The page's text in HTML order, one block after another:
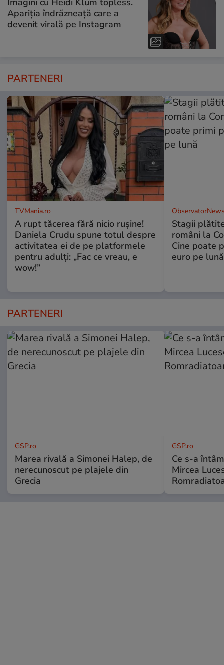
Apariția îndrăzneață care a
devenit virală pe Instagram
PARTENERI
TVMania.ro
A rupt tăcerea fără nicio rușine!
Daniela Crudu spune totul despre
activitatea ei de pe platformele
pentru adulți: „Fac ce vreau, e
wow!”
Stagii
români la
Cine poate
euro pe lună
PARTENERI
GSP.ro
Marea rivală a Simonei Halep, de
nerecunoscut pe plajele din
Grecia
GSP.ro
Ce s-a
Mircea